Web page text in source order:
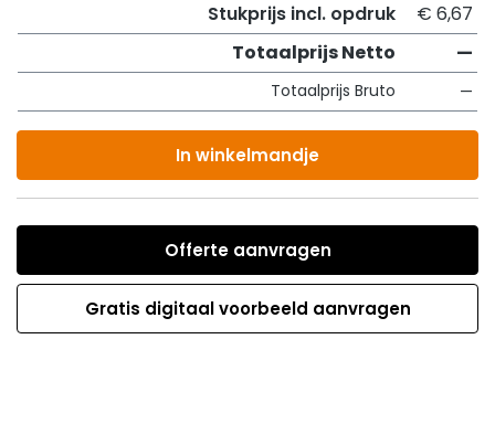
Stukprijs incl. opdruk
€ 6,67
Totaalprijs Netto
—
Totaalprijs Bruto —
In winkelmandje
Offerte aanvragen
Gratis digitaal voorbeeld aanvragen